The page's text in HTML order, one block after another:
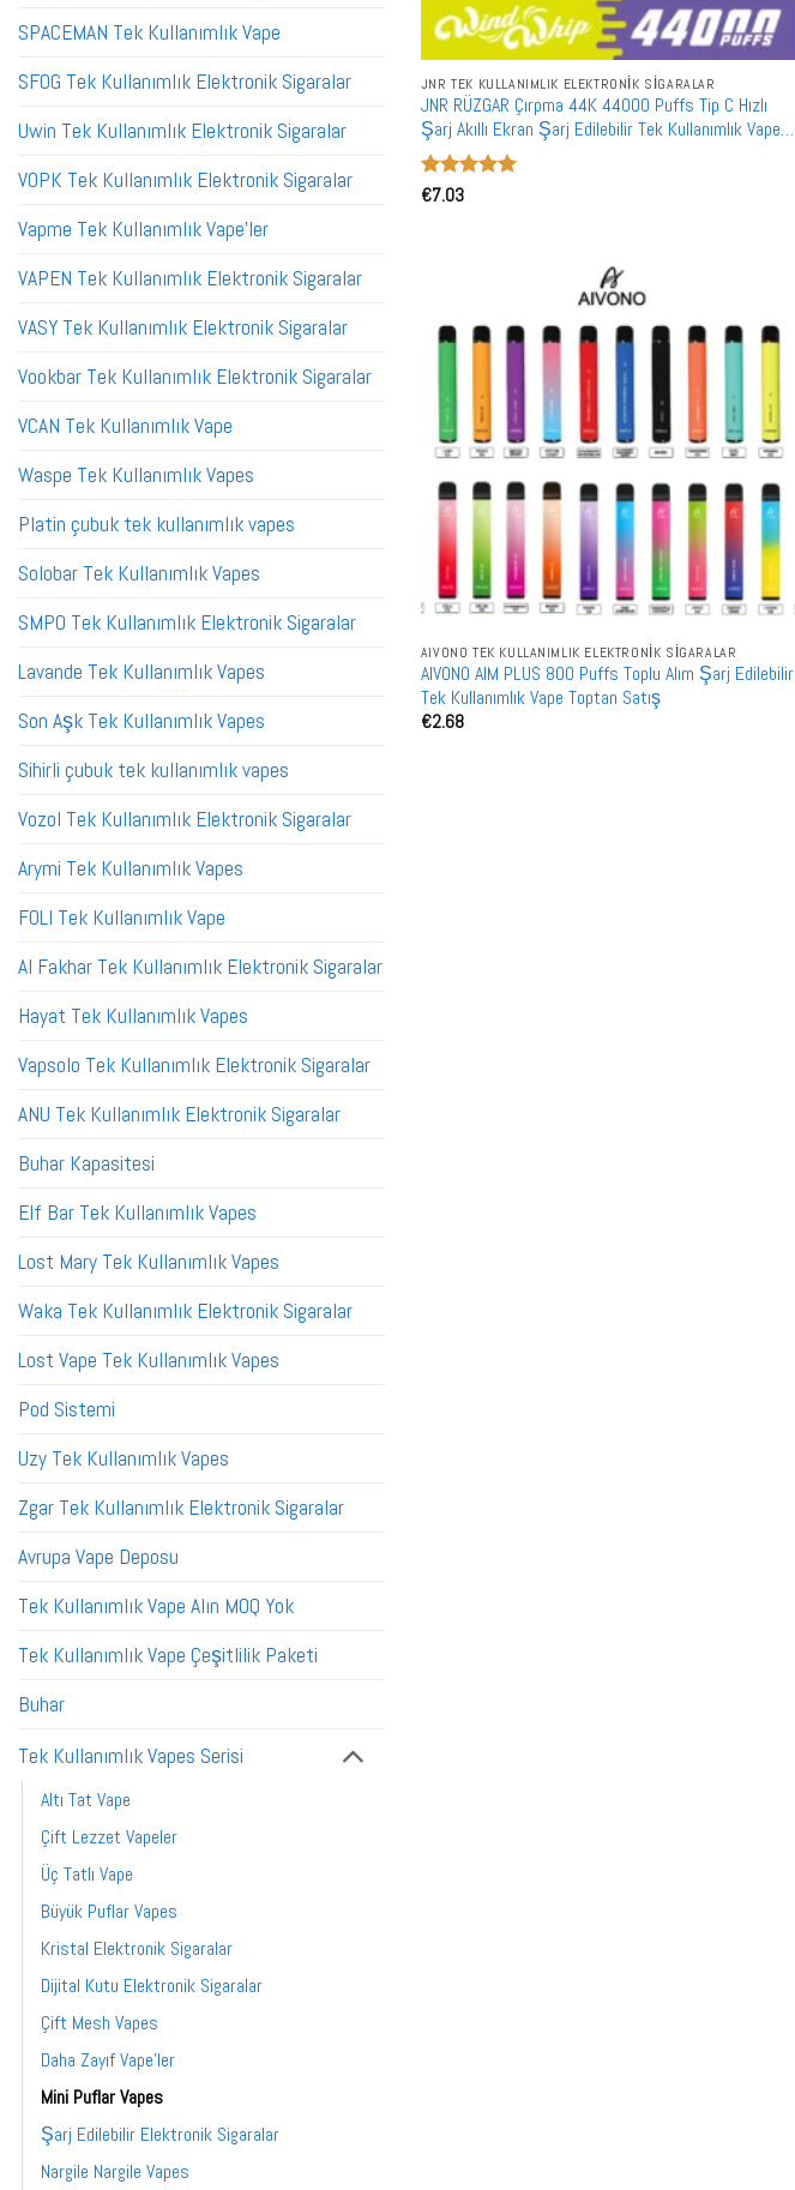
SPACEMAN Tek Kullanımlık Vape
SFOG Tek Kullanımlık Elektronik Sigaralar
Uwin Tek Kullanımlık Elektronik Sigaralar
VOPK Tek Kullanımlık Elektronik Sigaralar
Vapme Tek Kullanımlık Vape'ler
VAPEN Tek Kullanımlık Elektronik Sigaralar
VASY Tek Kullanımlık Elektronik Sigaralar
Vookbar Tek Kullanımlık Elektronik Sigaralar
VCAN Tek Kullanımlık Vape
Waspe Tek Kullanımlık Vapes
Platin çubuk tek kullanımlık vapes
Solobar Tek Kullanımlık Vapes
SMPO Tek Kullanımlık Elektronik Sigaralar
Lavande Tek Kullanımlık Vapes
Son Aşk Tek Kullanımlık Vapes
Sihirli çubuk tek kullanımlık vapes
Vozol Tek Kullanımlık Elektronik Sigaralar
Arymi Tek Kullanımlık Vapes
FOLI Tek Kullanımlık Vape
Al Fakhar Tek Kullanımlık Elektronik Sigaralar
Hayat Tek Kullanımlık Vapes
Vapsolo Tek Kullanımlık Elektronik Sigaralar
ANU Tek Kullanımlık Elektronik Sigaralar
Buhar Kapasitesi
Elf Bar Tek Kullanımlık Vapes
Lost Mary Tek Kullanımlık Vapes
Waka Tek Kullanımlık Elektronik Sigaralar
Lost Vape Tek Kullanımlık Vapes
Pod Sistemi
Uzy Tek Kullanımlık Vapes
Zgar Tek Kullanımlık Elektronik Sigaralar
Avrupa Vape Deposu
Tek Kullanımlık Vape Alın MOQ Yok
Tek Kullanımlık Vape Çeşitlilik Paketi
Buhar
Tek Kullanımlık Vapes Serisi
Altı Tat Vape
Çift Lezzet Vapeler
Üç Tatlı Vape
Büyük Puflar Vapes
Kristal Elektronik Sigaralar
Dijital Kutu Elektronik Sigaralar
Çift Mesh Vapes
Daha Zayıf Vape'ler
Mini Puflar Vapes
Şarj Edilebilir Elektronik Sigaralar
Nargile Nargile Vapes
JNR TEK KULLANIMLIK ELEKTRONIK SIGARALAR
JNR RÜZGAR Çırpma 44K 44000 Puffs Tip C Hızlı
Şarj Akıllı Ekran Şarj Edilebilir Tek Kullanımlık Vape
Toptan Toplu Alım
5 üzerinden
€7.03
AIVONO TEK KULLANIMLIK ELEKTRONIK SIGARALAR
AIVONO AIM PLUS 800 Puffs Toplu Alım Şarj Edilebilir
Tek Kullanımlık Vape Toptan Satış
€2.68